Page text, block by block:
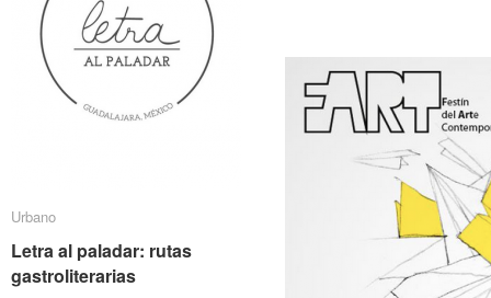
Urbano
Letra al paladar: rutas
gastroliterarias
Urbano
Letra al paladar: rutas
gastroliterarias